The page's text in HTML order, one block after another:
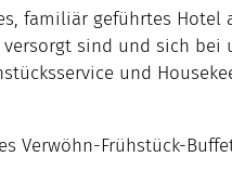
familiär geführtes Hotel
versorgt sind und sich
und
Verwöhn-Frühstück-